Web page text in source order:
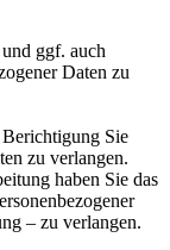
ggf. auch
Daten zu
Sie
zu verlangen.
haben Sie das
– zu verlangen.